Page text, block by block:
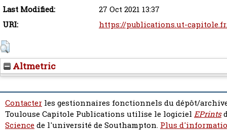
Last Modified:
27 Oct 2021 13:37
URI:
https://publications.ut-
Altmetric
Contacter les gestionnaires fonctionnels du dépôt/
Toulouse Capitole Publications utilise le logiciel EPrints
Sciencede l'université de Southampton. Plus